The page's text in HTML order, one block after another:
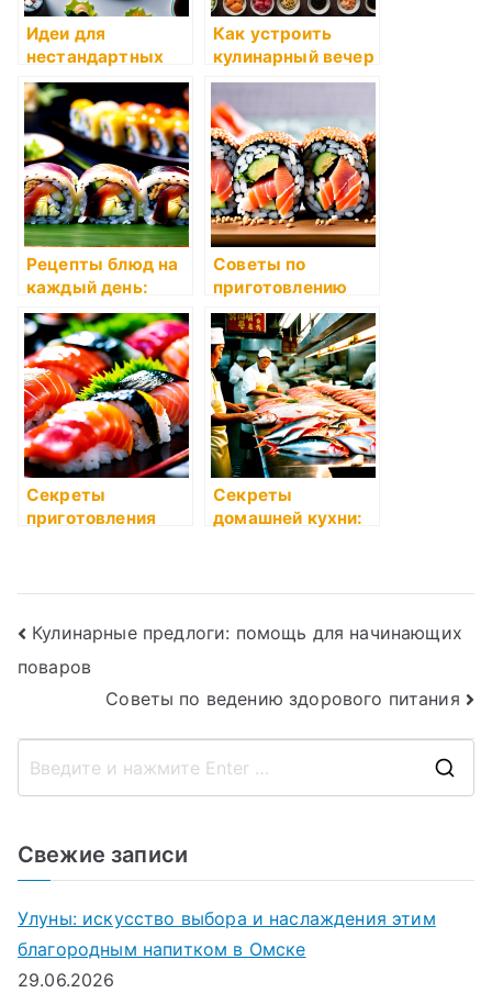
Идеи для
нестандартных
рецептов суши
Как устроить
кулинарный вечер
с друзьями
Рецепты блюд на
каждый день:
затраты и
множественность
Советы по
приготовлению
дешевых блюд
Секреты
приготовления
Секреты
домашней кухни:
Навигация
по
записям
Кулинарные предлоги: помощь для начинающих
поваров
Советы по ведению здорового питания
Свежие записи
Улуны: искусство выбора и наслаждения этим
благородным напитком в Омске
29.06.2026